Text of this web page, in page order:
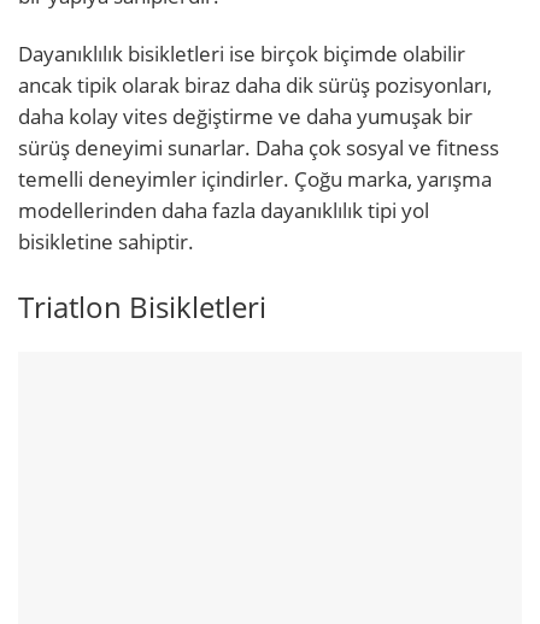
Dayanıklılık bisikletleri ise birçok biçimde olabilir
ancak tipik olarak biraz daha dik sürüş pozisyonları,
daha kolay vites değiştirme ve daha yumuşak bir
sürüş deneyimi sunarlar. Daha çok sosyal ve fitness
temelli deneyimler içindirler. Çoğu marka, yarışma
modellerinden daha fazla dayanıklılık tipi yol
bisikletine sahiptir.
Triatlon Bisikletleri